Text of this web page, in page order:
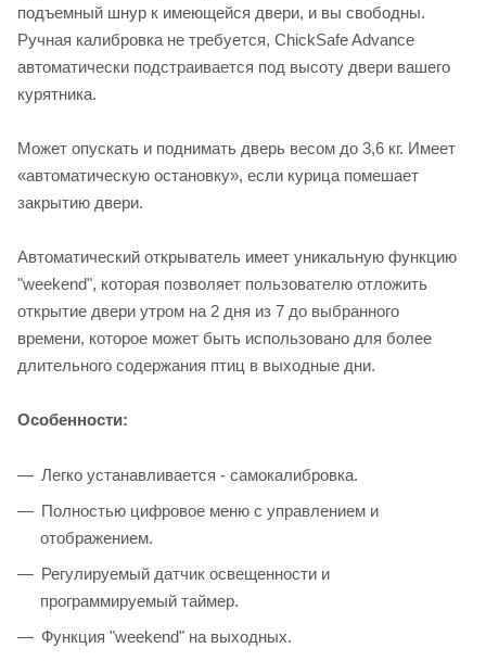
подъемный шнур к имеющейся двери, и вы свободны.
Ручная калибровка не требуется, ChickSafe Advance
автоматически подстраивается под высоту двери вашего
курятника.
Может опускать и поднимать дверь весом до 3,6 кг. Имеет
«автоматическую остановку», если курица помешает
закрытию двери.
Автоматический открыватель имеет уникальную функцию
"weekend", которая позволяет пользователю отложить
открытие двери утром на 2 дня из 7 до выбранного
времени, которое может быть использовано для более
длительного содержания птиц в выходные дни.
Особенности:
Легко устанавливается - самокалибровка.
Полностью цифровое меню с управлением и
отображением.
Регулируемый датчик освещенности и
программируемый таймер.
Функция "weekend" на выходных.